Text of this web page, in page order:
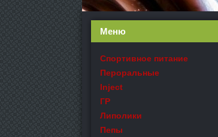
Меню
Спортивное питание
Пероральные
Inject
ГР
Липолики
Пепы